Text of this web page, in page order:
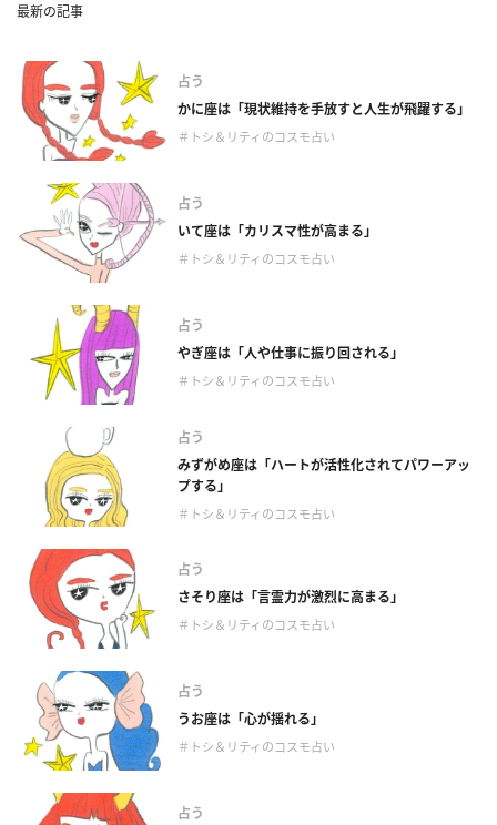
最新の記事
占う
かに座は「現状維持を手放すと人生が飛躍する」
＃トシ＆リティのコスモ占い
占う
いて座は「カリスマ性が高まる」
＃トシ＆リティのコスモ占い
占う
やぎ座は「人や仕事に振り回される」
＃トシ＆リティのコスモ占い
占う
みずがめ座は「ハートが活性化されてパワーアッ
プする」
＃トシ＆リティのコスモ占い
占う
さそり座は「言霊力が激烈に高まる」
＃トシ＆リティのコスモ占い
占う
うお座は「心が揺れる」
＃トシ＆リティのコスモ占い
占う